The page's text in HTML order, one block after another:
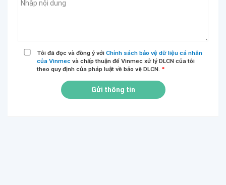
Tôi đã đọc và đồng ý với Chính sách bảo vệ dữ liệu cá nhân
của Vinmec và chấp thuận để Vinmec xử lý DLCN của tôi
theo quy định của pháp luật về bảo vệ DLCN. *
Gửi thông tin